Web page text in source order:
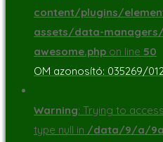
content/plugins/
assets/data-
awesome.php on line 50
OM azonosító: 035269/
Warning: Trying to
type null in /data/9/a/